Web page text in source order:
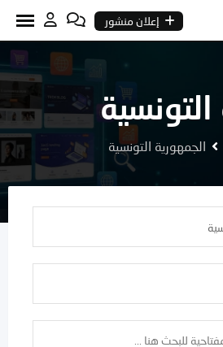
إعلان منشور
الجمهورية التونسية